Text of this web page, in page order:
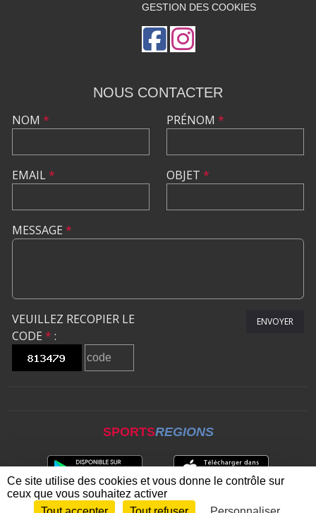
GESTION DES COOKIES
NOUS CONTACTER
NOM *
EMAIL*
PRÉNOM *
OBJET *
MESSAGE *
VEUILLEZ RECOPIER LE
CODE * :
ENVOYER
SPORTSREGIONS
Ce site utilise des cookies et vous donne le contrôle sur
ceux que vous souhaitez activer